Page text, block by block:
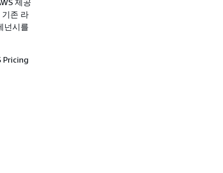
제공
기존 라
넌시를
Pricing